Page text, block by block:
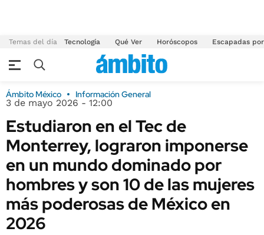
Temas del día Tecnología Qué Ver Horóscopos Escapadas
Ámbito México Información General
3 de mayo 2026 - 12:00
Estudiaron en el Tec de
Monterrey, lograron imponerse
en un mundo dominado por
hombres y son 10 de las mujeres
más poderosas de México en
2026